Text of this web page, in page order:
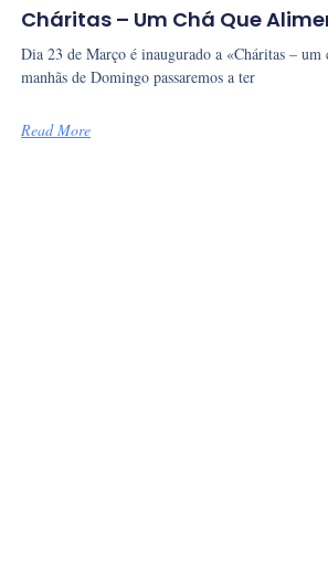
Cháritas – Um Chá Que
Dia 23 de Março é inaugurado a «Cháritas – um
manhãs de Domingo passaremos a ter
Read More